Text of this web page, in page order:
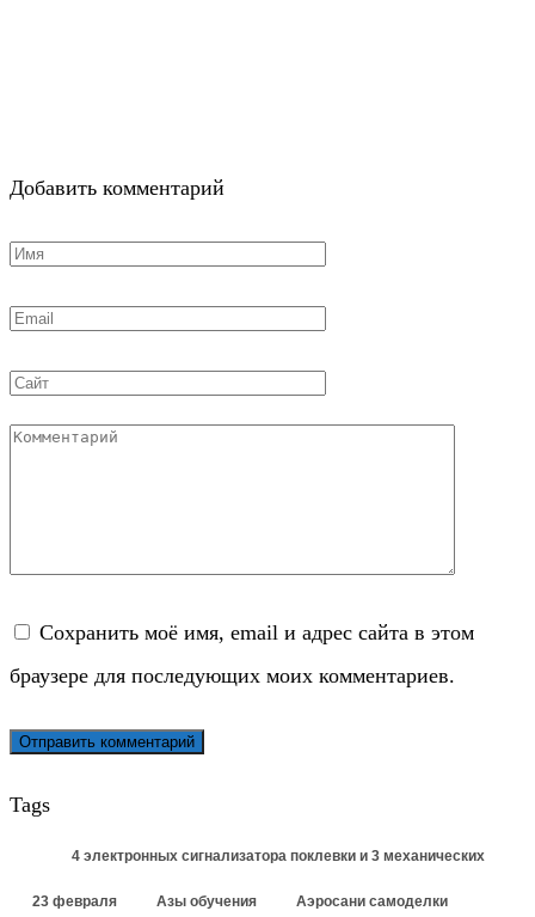
Добавить комментарий
Имя
Email
Сайт
Комментарий
Сохранить моё имя, email и адрес сайта в этом
браузере для последующих моих комментариев.
Tags
4 электронных сигнализатора поклевки и 3 механических
23 февраля Азы обучения Аэросани самоделки